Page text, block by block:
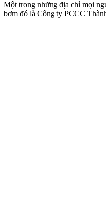
Một trong những địa chỉ mọi
bơm đó là Công ty PCCC